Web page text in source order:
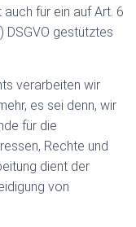
für ein auf Art. 6
DSGVO gestütztes
verarbeiten wir
es sei denn, wir
für die
Rechte und
dient der
von